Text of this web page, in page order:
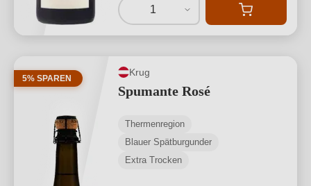
1
5% SPAREN
Krug
Spumante Rosé
Thermenregion
Blauer Spätburgunder
Extra Trocken